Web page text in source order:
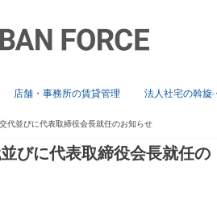
店舗・事務所の賃貸管理 法人社宅の斡旋
代並びに代表取締役会長就任のお知らせ
びに代表取締役会長就任の